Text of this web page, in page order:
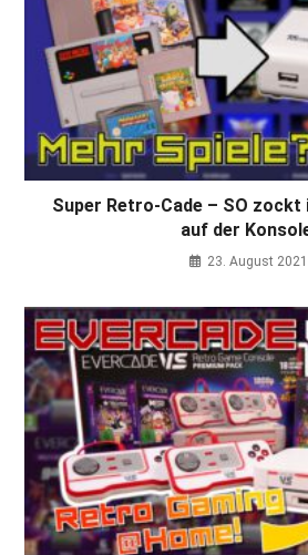
Super Retro-Cade – SO zockt
auf der
23. August 2021